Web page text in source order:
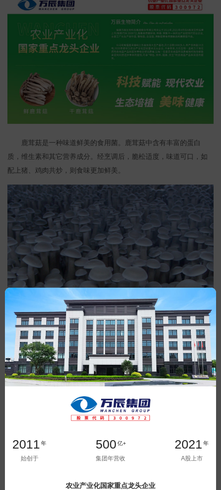
2011 年
始创于
500 亿+
集团年营收
2021 年
A股上市
农业产业化国家重点龙头企业
鹿茸菇是一种味道鲜美的食用菌。鹿茸菇中含有丰富的蛋白
质，维生素和其它营养成分。经烹调后，脆松适度，味道可口，如
配上猪、鸡肉共炒，则食味更加鲜美。